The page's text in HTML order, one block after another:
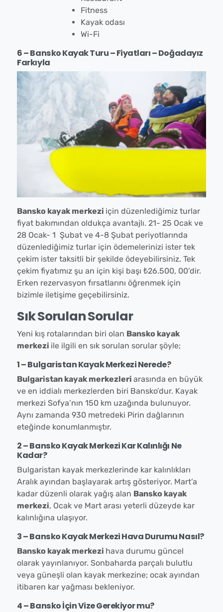
Fitness
Kayak odası
Wi-Fi
6 – Bansko Kayak Turu – Fiyatları – Doğadayız
Farkıyla
Bansko kayak merkezi için düzenlediğimiz turlar
fiyat bakımından oldukça avantajlı. 21- 25 Ocak ve
28 Ocak- 1 Şubat ve 4-8 Şubat periyotlarında
düzenlediğimiz turlar için ödemelerinizi ister tek
çekim ister taksitli bir şekilde ödeyebilirsiniz. Tek
çekim fiyatımız şu an için kişi başı ₺26.500, 00’dir.
Erken rezervasyon fırsatlarını öğrenmek için
bizimle iletişime geçebilirsiniz.
Sık Sorulan Sorular
Yeni kış rotalarından biri olan Bansko kayak
merkezi ile ilgili en sık sorulan sorular şöyle;
1 – Bulgaristan Kayak Merkezi Nerede?
Bulgaristan kayak merkezleriarasında en büyük
ve en iddialı merkezlerden biri Bansko’dur. Kayak
merkezi Sofya’nın 150 km uzağında bulunuyor.
Aynı zamanda 930 metredeki Pirin dağlarının
eteğinde konumlanmıştır.
2 – Bansko Kayak Merkezi Kar Kalınlığı Ne
Kadar?
Bulgaristan kayak merkezlerinde kar kalınlıkları
Aralık ayından başlayarak artış gösteriyor. Mart’a
kadar düzenli olarak yağış alan Bansko kayak
merkezi, Ocak ve Mart arası yeterli düzeyde kar
kalınlığına ulaşıyor.
3 – Bansko Kayak Merkezi Hava Durumu Nasıl?
Bansko kayak merkezi hava durumu güncel
olarak yayınlanıyor. Sonbaharda parçalı bulutlu
veya güneşli olan kayak merkezine; ocak ayından
itibaren kar yağması bekleniyor.
4 – Bansko İçin Vize Gerekiyor mu?